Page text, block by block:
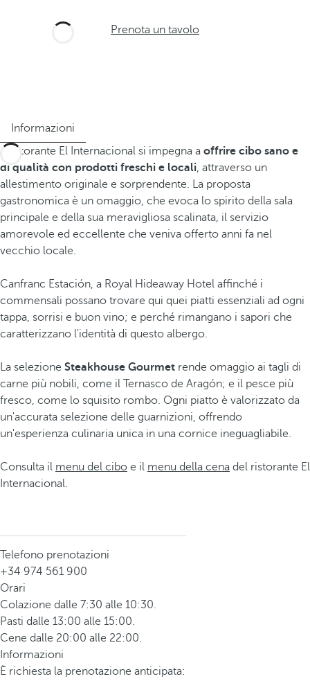
Prenota un tavolo
Informazioni
Il ristorante El Internacional si impegna a offrire cibo sano e
di qualità con prodotti freschi e locali, attraverso un
allestimento originale e sorprendente. La proposta
gastronomica è un omaggio, che evoca lo spirito della sala
principale e della sua meravigliosa scalinata, il servizio
amorevole ed eccellente che veniva offerto anni fa nel
vecchio locale.
Canfranc Estación, a Royal Hideaway Hotel affinché i
commensali possano trovare qui quei piatti essenziali ad ogni
tappa, sorrisi e buon vino; e perché rimangano i sapori che
caratterizzano l'identità di questo albergo.
La selezione Steakhouse Gourmet rende omaggio ai tagli di
carne più nobili, come il Ternasco de Aragón; e il pesce più
fresco, come lo squisito rombo. Ogni piatto è valorizzato da
un'accurata selezione delle guarnizioni, offrendo
un'esperienza culinaria unica in una cornice ineguagliabile.
Consulta il menu del cibo e il menu della cena del ristorante El
Internacional.
Telefono prenotazioni
+34 974 561 900
Orari
Colazione dalle 7:30 alle 10:30.
Pasti dalle 13:00 alle 15:00.
Cene dalle 20:00 alle 22:00.
Informazioni
È richiesta la prenotazione anticipata: